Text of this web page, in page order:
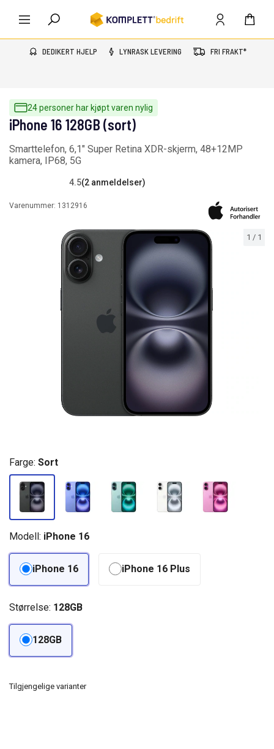
DEDIKERT HJELP LYNRASK LEVERING FRI FRAKT*
24 personer har kjøpt varen nylig
1 / 1
iPhone 16 128GB (sort)
Smarttelefon, 6,1" Super Retina XDR-skjerm, 48+12MP
kamera, IP68, 5G
4.5(2 anmeldelser)
Varenummer: 1312916
Farge: Sort
Modell: iPhone 16
iPhone 16 iPhone 16 Plus
Størrelse: 128GB
128GB
Tilgjengelige varianter